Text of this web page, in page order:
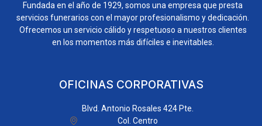
Fundada en el año de 1929, somos una empresa que presta
servicios funerarios con el mayor profesionalismo y dedicación.
Ofrecemos un servicio cálido y respetuoso a nuestros clientes
en los momentos más difíciles e inevitables.
OFICINAS CORPORATIVAS
Blvd. Antonio Rosales 424 Pte.
Col. Centro